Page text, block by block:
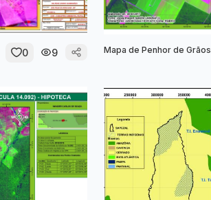
0 9 Mapa de Penhor de Grãos